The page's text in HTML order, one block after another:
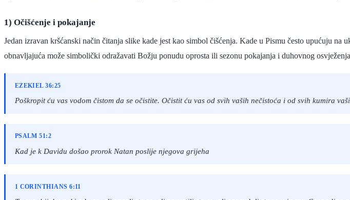
1) Očišćenje i pokajanje
Jedan izravan kršćanski način čitanja slike kade jest kao simbol čišćenja. Kade u Pismu često upućuju
obnavljajuća može simbolički odražavati Božju ponudu oprosta ili sezonu pokajanja i duhovnog
EZEKIEL 36:25
Poškropit ću vas vodom čistom da se očistite. Očistit ću vas od svih vaših nečistoća i od svih kumira
PSALM 51:2
Kad je k Davidu došao prorok Natan poslije njegova grijeha
1 CORINTHIANS 6:11